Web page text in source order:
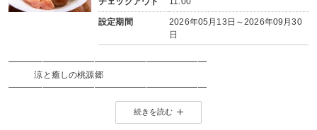
設定期間
2026年05月13日～2026年09月30
日
━━━━━━━━━━━━━━━━━━━━━━━
涼と癒しの桃源郷
━━━━━━━━━━━━━━━━━━━━━━━
彩岳館で過ごす上質な涼感ステイ。
かつて湖であったこの地には今も桃源郷のような穏やかな時間が流れています
続きを読む